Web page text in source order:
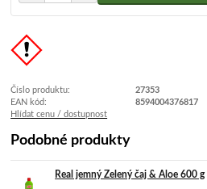
Číslo produktu:
27353
EAN kód:
8594004376817
Hlídat cenu / dostupnost
Podobné produkty
Real jemný Zelený čaj & Aloe 600 g